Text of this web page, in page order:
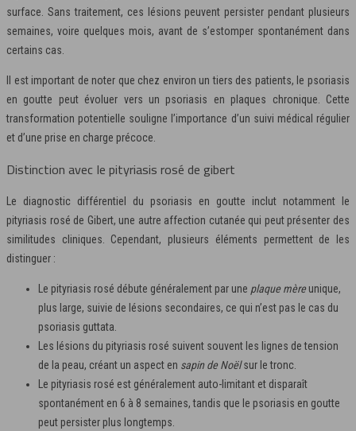
surface. Sans traitement, ces lésions peuvent persister pendant plusieurs
semaines, voire quelques mois, avant de s’estomper spontanément dans
certains cas.
Il est important de noter que chez environ un tiers des patients, le psoriasis
en goutte peut évoluer vers un psoriasis en plaques chronique. Cette
transformation potentielle souligne l’importance d’un suivi médical régulier
et d’une prise en charge précoce.
Distinction avec le pityriasis rosé de gibert
Le diagnostic différentiel du psoriasis en goutte inclut notamment le
pityriasis rosé de Gibert, une autre affection cutanée qui peut présenter des
similitudes cliniques. Cependant, plusieurs éléments permettent de les
distinguer :
Le pityriasis rosé débute généralement par une plaque mèreunique,
plus large, suivie de lésions secondaires, ce qui n’est pas le cas du
psoriasis guttata.
Les lésions du pityriasis rosé suivent souvent les lignes de tension
de la peau, créant un aspect en sapin de Noëlsur le tronc.
Le pityriasis rosé est généralement auto-limitant et disparaît
spontanément en 6 à 8 semaines, tandis que le psoriasis en goutte
peut persister plus longtemps.